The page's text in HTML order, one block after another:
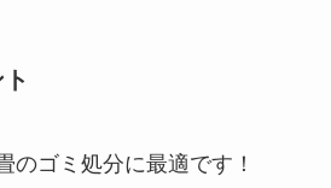
のゴミ処分に最適です！